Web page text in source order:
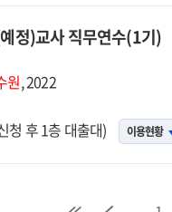
정)교사 직무연수(1기)
원, 2022
청 후 1층 대출대) 이용현황